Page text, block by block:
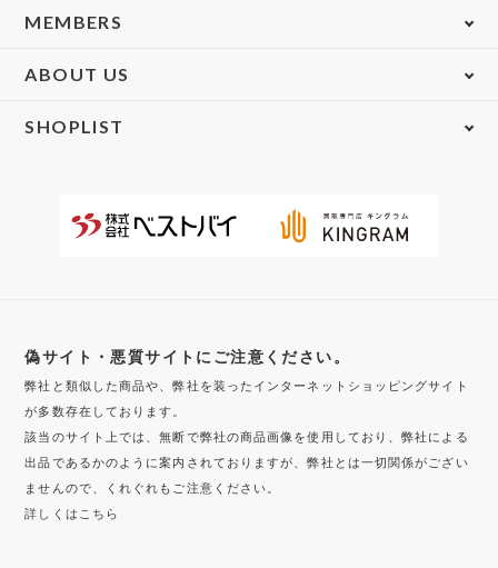
MEMBERS
ABOUT US
SHOPLIST
偽サイト・悪質サイトにご注意ください。
弊社と類似した商品や、弊社を装ったインターネットショッピングサイト
が多数存在しております。
該当のサイト上では、無断で弊社の商品画像を使用しており、弊社による
出品であるかのように案内されておりますが、弊社とは一切関係がござい
ませんので、くれぐれもご注意ください。
詳しくはこちら